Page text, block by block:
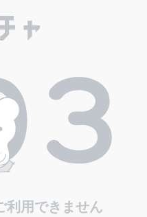
利用できません